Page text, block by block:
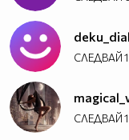
СЛЕДВАЙ1
СЛЕДВАЙ1